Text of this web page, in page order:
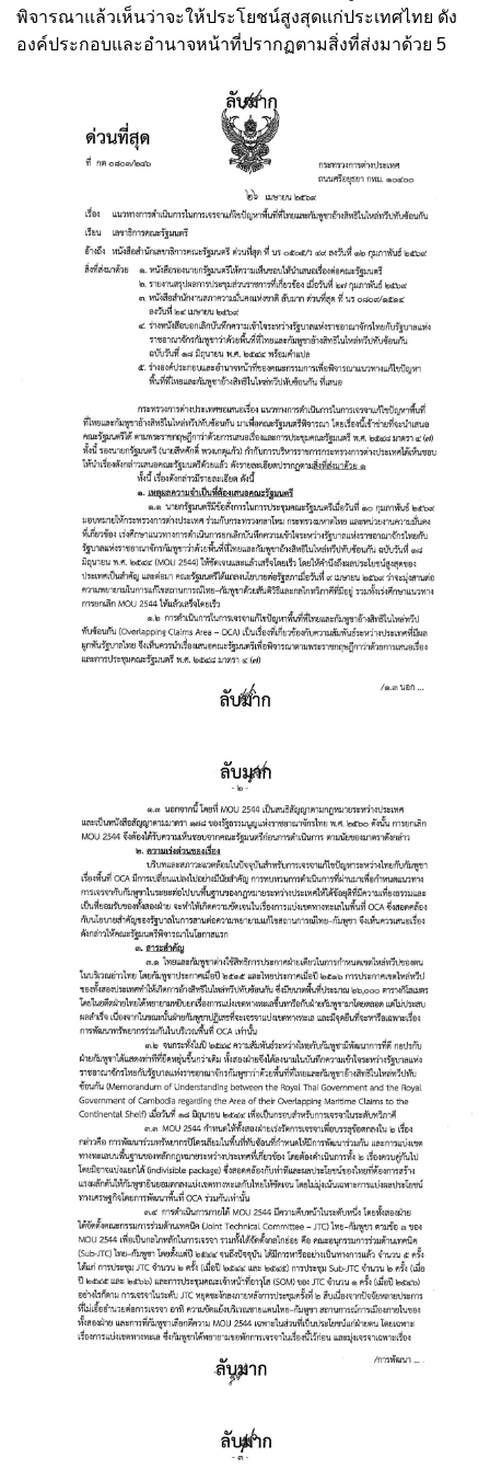
พิจารณาแล้วเห็นว่าจะให้ประโยชน์สูงสุดแก่ประเทศไทย ดัง
องค์ประกอบและอำนาจหน้าที่ปรากฏตามสิ่งที่ส่งมาด้วย 5